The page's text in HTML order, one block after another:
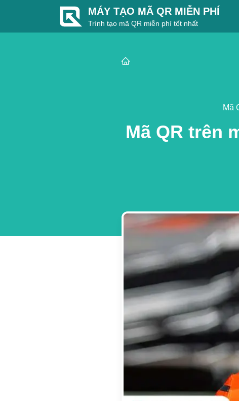
MÁY TẠO MÃ QR MIỄN PHÍ
Trình tạo mã QR miễn phí tốt nhất
Mã
Mã QR trên